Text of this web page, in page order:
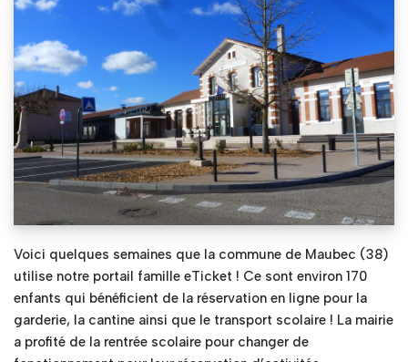
Voici quelques semaines que la commune de Maubec (38)
utilise notre portail famille eTicket ! Ce sont environ 170
enfants qui bénéficient de la réservation en ligne pour la
garderie, la cantine ainsi que le transport scolaire ! La mairie
a profité de la rentrée scolaire pour changer de